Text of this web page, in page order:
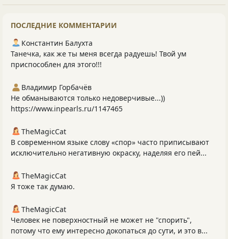
ПОСЛЕДНИЕ КОММЕНТАРИИ
Константин Балухта
Танечка, как же ты меня всегда радуешь! Твой ум
приспособлен для этого!!!
Владимир Горбачёв
Не обманываются только недоверчивые...))
https://www.inpearls.ru/1147465
TheMagicCat
В современном языке слову «спор» часто приписывают
исключительно негативную окраску, наделяя его пей...
TheMagicCat
Я тоже так думаю.
TheMagicCat
Человек не поверхностный не может не "спорить",
потому что ему интересно докопаться до сути, и это в...